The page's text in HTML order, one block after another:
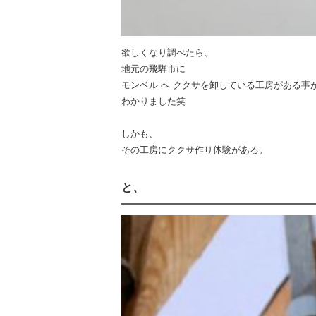
欲しくなり調べたら、
地元の飛騨市に
モンベル へ ククサを卸している工房がある事
わかりました笑
しかも、
その工房にククサ作り体験がある。
と、